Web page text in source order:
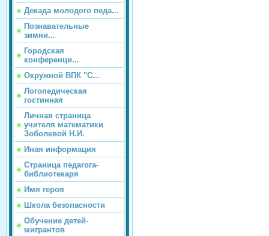
Декада молодого педа...
Познавательные
зимни...
Городская
конференци...
Окружной ВПК "С...
Логопедическая
гостинная
Личная страница
учителя математики
Зоболевой Н.И.
Иная информация
Страница педагога-
библиотекаря
Имя героя
Школа безопасности
Обучение детей-
мигрантов